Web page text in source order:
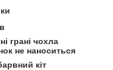
грані чохла
не наноситься
кіт